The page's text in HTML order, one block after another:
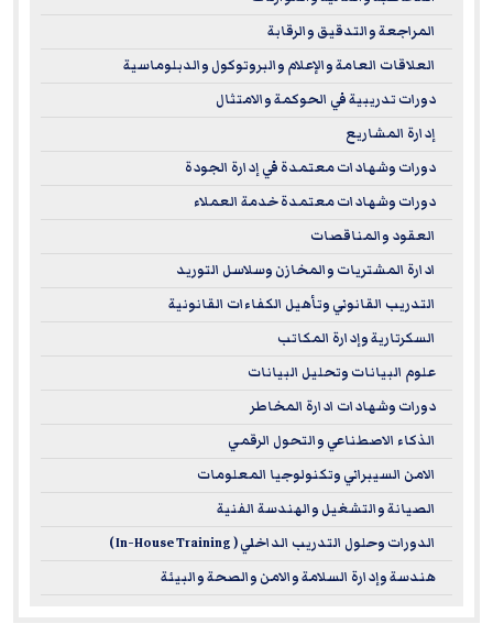
المراجعة والتدقيق والرقابة
العلاقات العامة والإعلام والبروتوكول والدبلوماسية
دورات تدريبية في الحوكمة والامتثال
إدارة المشاريع
دورات وشهادات معتمدة في إدارة الجودة
دورات وشهادات معتمدة خدمة العملاء
العقود والمناقصات
ادارة المشتريات والمخازن وسلاسل التوريد
التدريب القانوني وتأهيل الكفاءات القانونية
السكرتارية وإدارة المكاتب
علوم البيانات وتحليل البيانات
دورات وشهادات ادارة المخاطر
الذكاء الاصطناعي والتحول الرقمي
الامن السيبراني وتكنولوجيا المعلومات
الصيانة والتشغيل والهندسة الفنية
الدورات وحلول التدريب الداخلي ( In-House Training )
هندسة وإدارة السلامة والامن والصحة والبيئة